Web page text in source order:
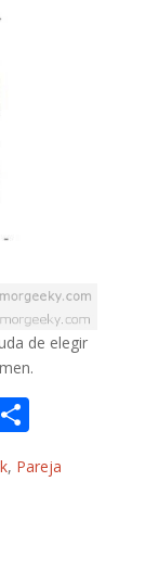
de elegir
h o
m
, Pareja